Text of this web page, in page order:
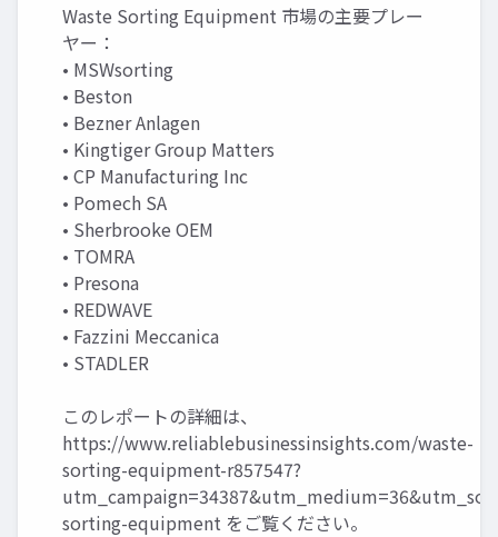
Waste Sorting Equipment 市場の主要プレー
ヤー：
• MSWsorting
• Beston
• Bezner Anlagen
• Kingtiger Group Matters
• CP Manufacturing Inc
• Pomech SA
• Sherbrooke OEM
• TOMRA
• Presona
• REDWAVE
• Fazzini Meccanica
• STADLER
このレポートの詳細は、
https://www.reliablebusinessinsights.com/waste-
sorting-equipment-r857547?
sorting-equipment をご覧ください。